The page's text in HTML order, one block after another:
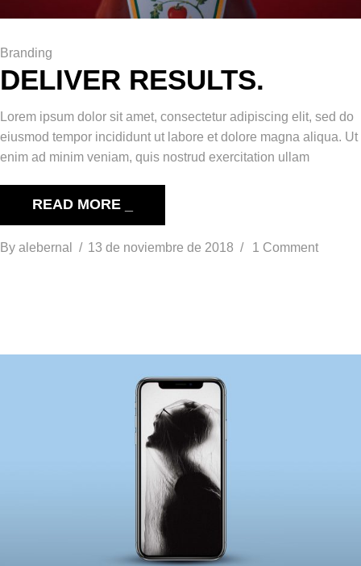
Branding
DELIVER RESULTS.
Lorem ipsum dolor sit amet, consectetur adipiscing elit, sed do
eiusmod tempor incididunt ut labore et dolore magna aliqua. Ut
enim ad minim veniam, quis nostrud exercitation ullam
READ MORE _
By alebernal 13 de noviembre de 2018 1 Comment